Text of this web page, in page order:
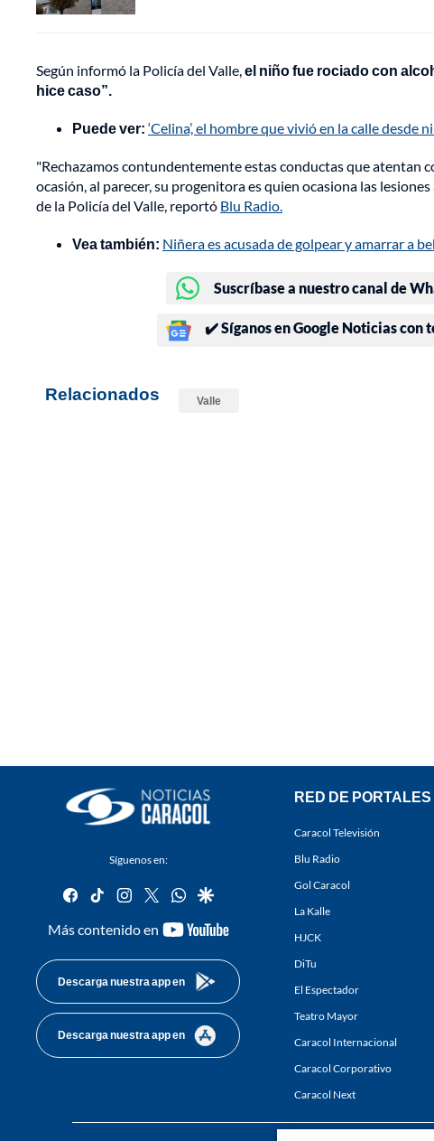
Según informó la Policía del Valle,el niño fue rociado con
hice caso”.
Puede ver: ‘Celina’, el hombre que vivió en la calle
"Rechazamos contundentemente estas conductas que atentan
ocasión, al parecer, su progenitora es quien ocasiona las
de la Policía del Valle, reportó Blu Radio.
Vea también: Niñera es acusada de golpear y amarrar a
Suscríbase a nuestro canal de
✔️ Síganos en Google Noticias con
Relacionados Valle
Síguenos en:
facebook
tiktok instagram
twitterwhatsapp
google
Más contenido en
youtube-
Descarga nuestra app en
Descarga nuestra app en
RED DE PORTALES
Caracol Televisión
Blu Radio
Gol Caracol
La Kalle
HJCK
DiTu
El Espectador
Teatro Mayor
Caracol Internacional
Caracol Corporativo
Caracol Next